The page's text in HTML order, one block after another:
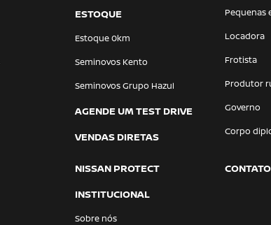
ESTOQUE
Estoque 0km
Seminovos Kento
Seminovos Grupo Hazul
AGENDE UM TEST DRIVE
VENDAS DIRETAS
Pequenas
Locadora
Frotista
Produtor
Governo
Corpo
NISSAN PROTECT
INSTITUCIONAL
Sobre nós
CONTATO